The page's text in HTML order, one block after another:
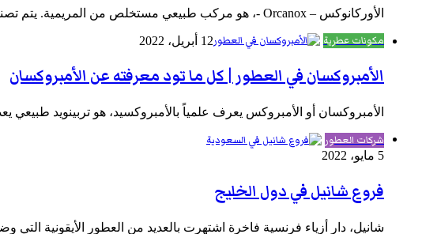
الأوركانوكس – Orcanox -، هو مركب طبيعي مستخلص من المريمية. يتم تصنيع مركب Orcanox بواسطة عملية تقانة حيوية من sclareol. يتسم هذا…
مكونات عطرية 12 أبريل، 2022
الأمبروكسان في العطور | كل ما تود معرفته عن الأمبروكسان
الأمبروكسان أو الأمبروكس يعرف علمياً بالأمبروكسيد، هو تربينويد طبيعي
شركات العطور
5 مايو، 2022
فروع شانيل في دول الخليج
شانيل، دار أزياء فرنسية فاخرة اشتهرت بالعديد من العطور الأيقونية التي